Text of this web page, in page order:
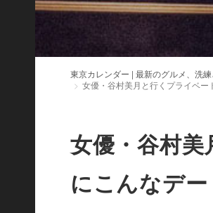
東京カレンダー | 最新のグルメ、洗
女優・谷村美月と行くプライベー
女優・谷村
にこんなデ